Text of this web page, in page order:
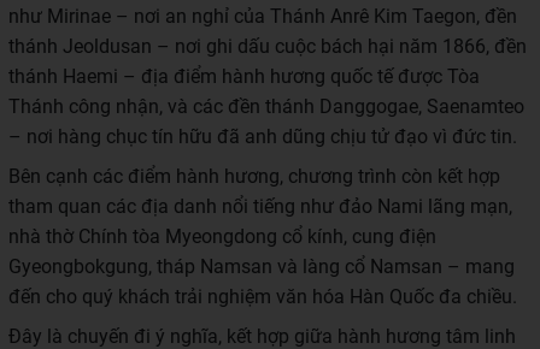
như Mirinae – nơi an nghỉ của Thánh Anrê Kim Taegon, đền
thánh Jeoldusan – nơi ghi dấu cuộc bách hại năm 1866, đền
thánh Haemi – địa điểm hành hương quốc tế được Tòa
Thánh công nhận, và các đền thánh Danggogae, Saenamteo
– nơi hàng chục tín hữu đã anh dũng chịu tử đạo vì đức tin.
Bên cạnh các điểm hành hương, chương trình còn kết hợp
tham quan các địa danh nổi tiếng như đảo Nami lãng mạn,
nhà thờ Chính tòa Myeongdong cổ kính, cung điện
Gyeongbokgung, tháp Namsan và làng cổ Namsan – mang
đến cho quý khách trải nghiệm văn hóa Hàn Quốc đa chiều.
Đây là chuyến đi ý nghĩa, kết hợp giữa hành hương tâm linh